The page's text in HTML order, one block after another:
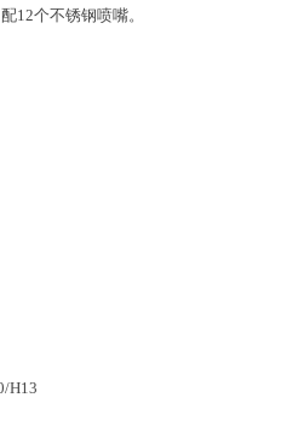
配12个不锈钢喷嘴。
H13